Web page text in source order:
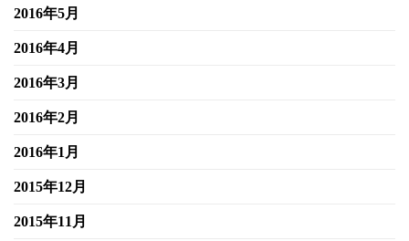
2016年5月
2016年4月
2016年3月
2016年2月
2016年1月
2015年12月
2015年11月